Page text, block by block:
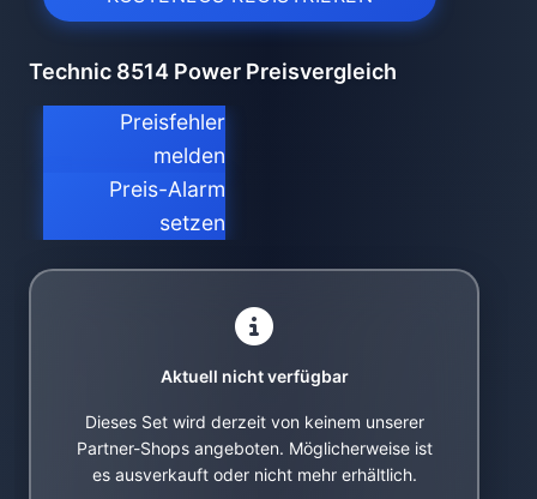
Technic 8514 Power Preisvergleich
Preisfehler
melden
Preis-Alarm
setzen
Aktuell nicht verfügbar
Dieses Set wird derzeit von keinem unserer
Partner-Shops angeboten. Möglicherweise ist
es ausverkauft oder nicht mehr erhältlich.